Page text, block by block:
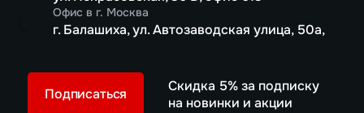
Офис в г. Москва
г. Балашиха, ул. Автозаводская улица, 50а,
Скидка 5% за подписку
на новинки и акции
Подписаться